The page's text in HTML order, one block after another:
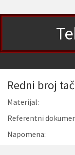
Redni broj
Materijal:
Referentni
Napomena: